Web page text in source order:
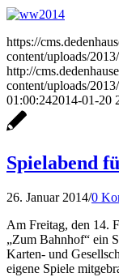
https://
content/uploads/
http://
content/uploads/
01:00:242014-01-20
Spielabend
26. Januar 2014/0
Am Freitag, den 14.
„Zum Bahnhof“ ein
Karten- und
eigene Spiele